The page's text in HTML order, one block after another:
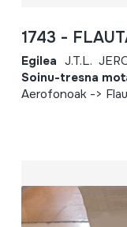
1743 -
Egilea J.T.L.
Soinu-tresna
Aerofonoak ->